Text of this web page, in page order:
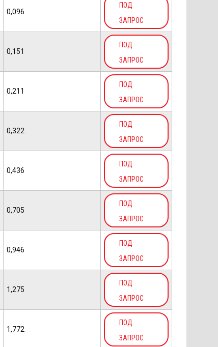
0,096
ПОД
ЗАПРОС
0,151
ПОД
ЗАПРОС
0,211
ПОД
ЗАПРОС
0,322
ПОД
ЗАПРОС
0,436
ПОД
ЗАПРОС
0,705
ПОД
ЗАПРОС
0,946
ПОД
ЗАПРОС
1,275
ПОД
ЗАПРОС
1,772
ПОД
ЗАПРОС